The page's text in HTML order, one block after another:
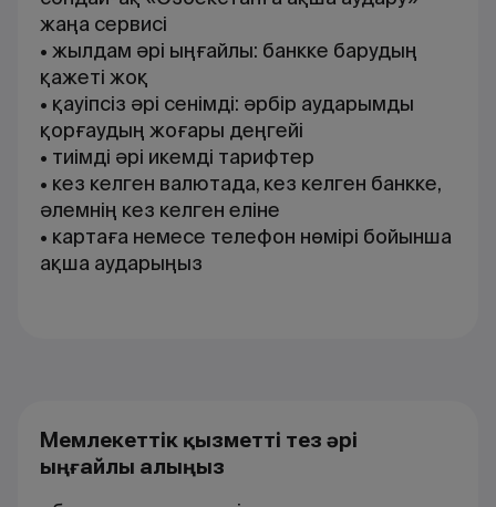
жаңа сервисі
• жылдам әрі ыңғайлы: банкке барудың
қажеті жоқ
• қауіпсіз әрі сенімді: әрбір аударымды
қорғаудың жоғары деңгейі
• тиімді әрі икемді тарифтер
• кез келген валютада, кез келген банкке,
әлемнің кез келген еліне
• картаға немесе телефон нөмірі бойынша
ақша аударыңыз
Мемлекеттік қызметті тез әрі
ыңғайлы алыңыз